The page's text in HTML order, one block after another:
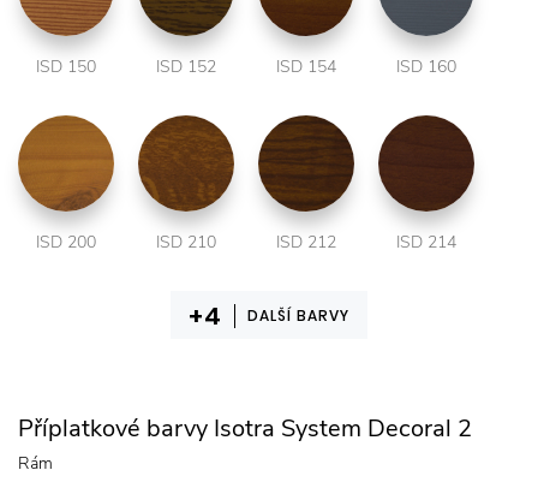
ISD 150 ISD 152 ISD 154 ISD 160
ISD 200 ISD 210 ISD 212 ISD 214
DALŠÍ BARVY
Příplatkové barvy Isotra System Decoral 2
Rám